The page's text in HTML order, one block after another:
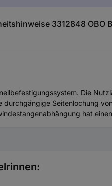
3312848 OBO
Die
durchgängige Seitenlochung
hat